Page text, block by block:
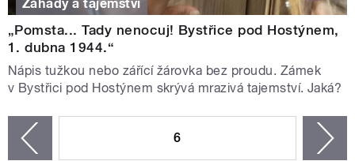
Záhady a tajemství
„Pomsta... Tady nenocuj! Bystřice pod Hostýnem,
1. dubna 1944.“
Nápis tužkou nebo zářící žárovka bez proudu. Zámek
v Bystřici pod Hostýnem skrývá mrazivá tajemství. Jaká?
6